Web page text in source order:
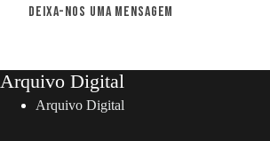
Deixa-nos uma mensagem
Arquivo Digital
Arquivo Digital